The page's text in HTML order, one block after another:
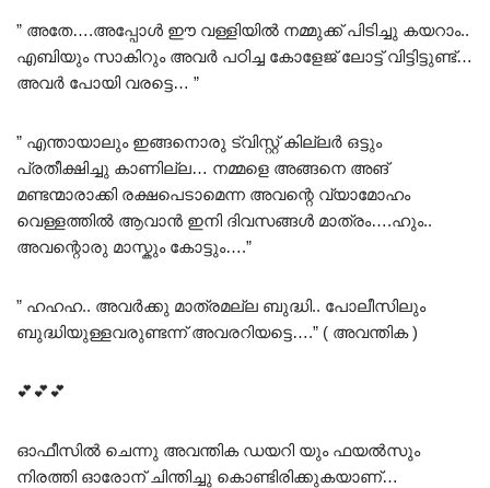
” അതേ….അപ്പോൾ ഈ വള്ളിയിൽ നമ്മുക്ക് പിടിച്ചു കയറാം..
എബിയും സാകിറും അവർ പഠിച്ച കോളേജ് ലോട്ട് വിട്ടിട്ടുണ്ട്…
അവർ പോയി വരട്ടെ… ”
” എന്തായാലും ഇങ്ങനൊരു ട്വിസ്റ്റ്‌ കില്ലർ ഒട്ടും
പ്രതീക്ഷിച്ചു കാണില്ല… നമ്മളെ അങ്ങനെ അങ്
മണ്ടന്മാരാക്കി രക്ഷപെടാമെന്ന അവന്റെ വ്യാമോഹം
വെള്ളത്തിൽ ആവാൻ ഇനി ദിവസങ്ങൾ മാത്രം….ഹും..
അവന്റൊരു മാസ്കും കോട്ടും….”
” ഹഹഹ.. അവർക്കു മാത്രമല്ല ബുദ്ധി.. പോലീസിലും
ബുദ്ധിയുള്ളവരുണ്ടന്ന് അവരറിയട്ടെ….” ( അവന്തിക )
💕💕💕
ഓഫീസിൽ ചെന്നു അവന്തിക ഡയറി യും ഫയൽസും
നിരത്തി ഓരോന് ചിന്തിച്ചു കൊണ്ടിരിക്കുകയാണ്…